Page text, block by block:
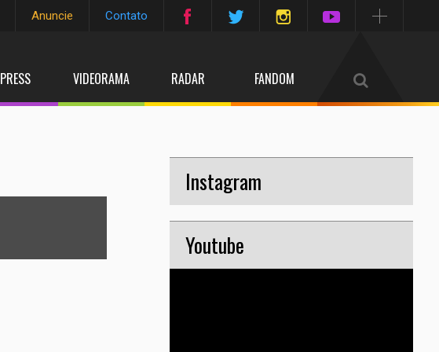
Anuncie Contato
PRESS VIDEORAMA RADAR FANDOM
Instagram
Youtube